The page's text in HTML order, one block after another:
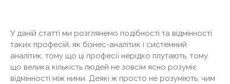
У даній статті ми розглянемо подібності та відмінності
таких професій, як бізнес-аналітик і системний
аналітик, тому що ці професії нерідко плутають, тому
що велика кількість людей не зовсім ясно розуміє
відмінності між ними. Деякі ж просто не розуміють, чим